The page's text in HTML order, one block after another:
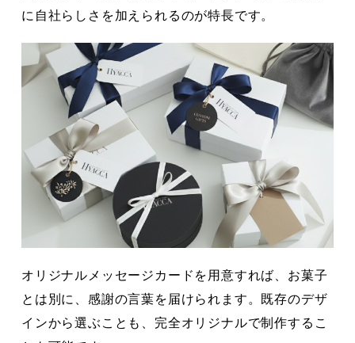
に自社らしさを加えられるのが特長です。
オリジナルメッセージカードを用意すれば、お菓子
とは別に、感謝の言葉を届けられます。既存のデザ
インから選ぶことも、完全オリジナルで制作するこ